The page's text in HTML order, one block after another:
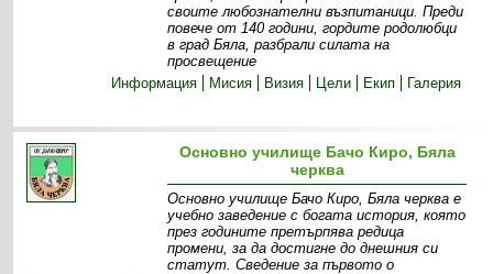
своите любознателни възпитаници. Преди
повече от 140 години, гордите родолюбци
в град Бяла, разбрали силата на
просвещение
Информация
Мисия Визия Цели Екип Галерия
Основно училище Бачо Киро, Бяла
черква
Основно училище Бачо Киро, Бяла черква е
учебно заведение с богата история, която
през годините претърпява редица
промени, за да достигне до днешния си
статут. Сведение за първото о